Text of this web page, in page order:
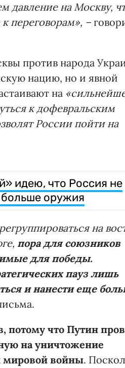
давление на Москву,
переговорам», –
против народа
нацию, но и явной
на
к дофевральским
России пойти на
идею, что Россия не
больше оружия
на
пора для союзников
для победы.
пауз лишь
и нанести еще
что Путин
на уничтожение
мировой войны.